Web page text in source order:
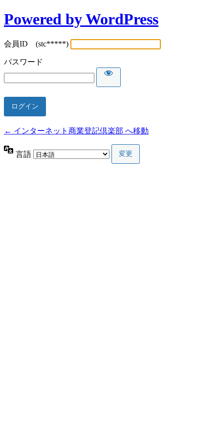
Powered by WordPress
会員ID (stc*****)
パスワード
← インターネット商業登記倶楽部 へ移動
言語